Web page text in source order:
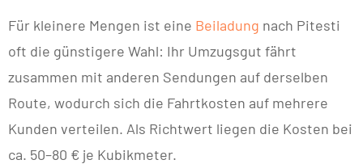
Für kleinere Mengen ist eine Beiladung nach Pitesti
oft die günstigere Wahl: Ihr Umzugsgut fährt
zusammen mit anderen Sendungen auf derselben
Route, wodurch sich die Fahrtkosten auf mehrere
Kunden verteilen. Als Richtwert liegen die Kosten bei
ca. 50–80 € je Kubikmeter.